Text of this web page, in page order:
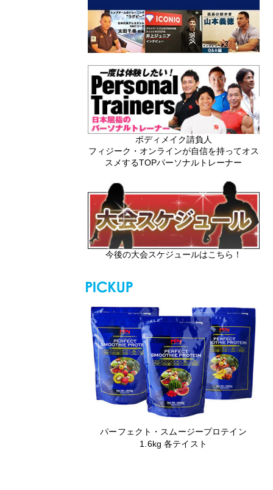
ボディメイク請負人
フィジーク・オンラインが自信を持ってオス
スメするTOPパーソナルトレーナー
今後の大会スケジュールはこちら！
パーフェクト・スムージープロテイン
1.6kg 各テイスト